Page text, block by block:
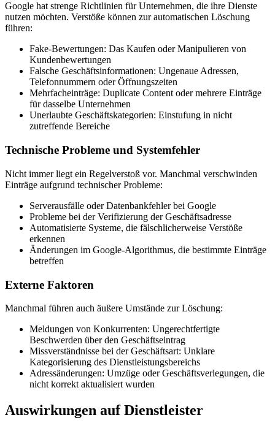
Google hat strenge Richtlinien für Unternehmen, die ihre Dienste
nutzen möchten. Verstöße können zur automatischen Löschung
führen:
Fake-Bewertungen: Das Kaufen oder Manipulieren von
Kundenbewertungen
Falsche Geschäftsinformationen: Ungenaue Adressen,
Telefonnummern oder Öffnungszeiten
Mehrfacheinträge: Duplicate Content oder mehrere Einträge
für dasselbe Unternehmen
Unerlaubte Geschäftskategorien: Einstufung in nicht
zutreffende Bereiche
Technische Probleme und Systemfehler
Nicht immer liegt ein Regelverstoß vor. Manchmal verschwinden
Einträge aufgrund technischer Probleme:
Serverausfälle oder Datenbankfehler bei Google
Probleme bei der Verifizierung der Geschäftsadresse
Automatisierte Systeme, die fälschlicherweise Verstöße
erkennen
Änderungen im Google-Algorithmus, die bestimmte Einträge
betreffen
Externe Faktoren
Manchmal führen auch äußere Umstände zur Löschung:
Meldungen von Konkurrenten: Ungerechtfertigte
Beschwerden über den Geschäftseintrag
Missverständnisse bei der Geschäftsart: Unklare
Kategorisierung des Dienstleistungsbereichs
Adressänderungen: Umzüge oder Geschäftsverlegungen, die
nicht korrekt aktualisiert wurden
Auswirkungen auf Dienstleister